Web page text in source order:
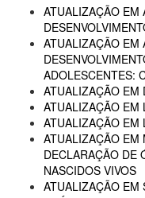
ATUALIZAÇÃO EM
ATUALIZAÇÃO EM
ADOLESCENTES:
ATUALIZAÇÃO EM
ATUALIZAÇÃO EM
ATUALIZAÇÃO EM
ATUALIZAÇÃO EM
DECLARAÇÃO DE
NASCIDOS VIVOS
ATUALIZAÇÃO EM